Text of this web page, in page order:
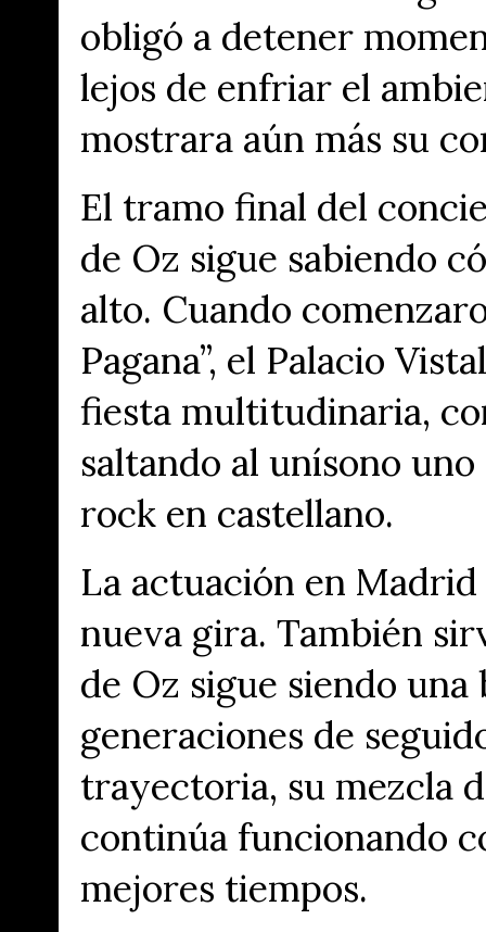
obligó a detener
lejos de enfriar el
mostrara aún más su
El tramo final del
de Oz sigue sabiendo
alto. Cuando
Pagana”, el Palacio
fiesta multitudinaria,
saltando al unísono
rock en castellano.
La actuación en
nueva gira. También
de Oz sigue siendo
generaciones de
trayectoria, su mezcla
continúa funcionando
mejores tiempos.